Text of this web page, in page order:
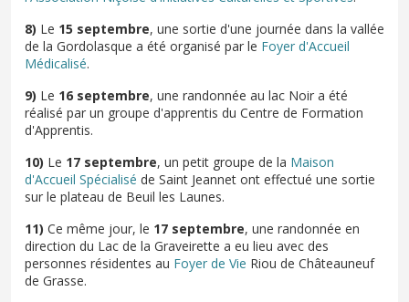
8) Le 15 septembre, une sortie d'une journée dans la vallée
de la Gordolasque a été organisé par le Foyer d'Accueil
Médicalisé.
9) Le 16 septembre, une randonnée au lac Noir a été
réalisé par un groupe d'apprentis du Centre de Formation
d'Apprentis.
10) Le 17 septembre, un petit groupe de la Maison
d'Accueil Spécialisé de Saint Jeannet ont effectué une sortie
sur le plateau de Beuil les Launes.
11) Ce même jour, le 17 septembre, une randonnée en
direction du Lac de la Graveirette a eu lieu avec des
personnes résidentes au Foyer de Vie Riou de Châteauneuf
de Grasse.